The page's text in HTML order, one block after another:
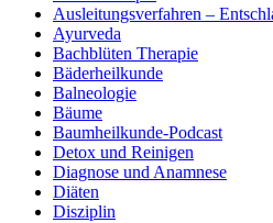
Ausleitungsverfahren –
Ayurveda
Bachblüten Therapie
Bäderheilkunde
Balneologie
Bäume
Baumheilkunde-Podcast
Detox und Reinigen
Diagnose und Anamnese
Diäten
Disziplin